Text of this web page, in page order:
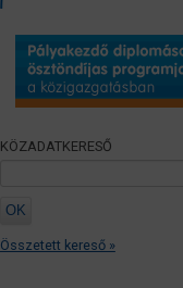
KÖZADATKERESŐ
Összetett kereső »